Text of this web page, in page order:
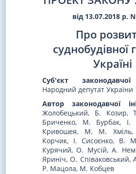
від 13.07.2018 р.
Про
суднобудівної
Україні
Суб'єкт законодавчої
Народний депутат України
Автор законодавчої
Жолобецький, Б. Козир,
Бриченко, М. Бурбак, І.
Кривошея, М. М. Хміль,
Корчик, І. Сисоєнко, В.
Курячий, О. Мусій, А.
Яриніч, О.
Р. Мацола, М. Кобцев